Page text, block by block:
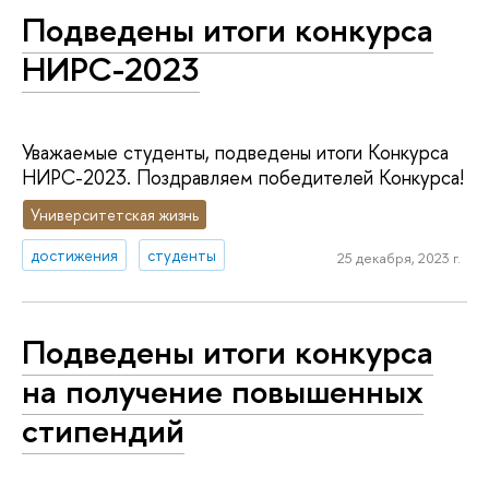
Подведены итоги конкурса
НИРС-2023
Уважаемые студенты, подведены итоги Конкурса
НИРС-2023. Поздравляем победителей Конкурса!
Университетская жизнь
достижения
студенты 25 декабря, 2023 г.
Подведены итоги конкурса
на получение повышенных
стипендий